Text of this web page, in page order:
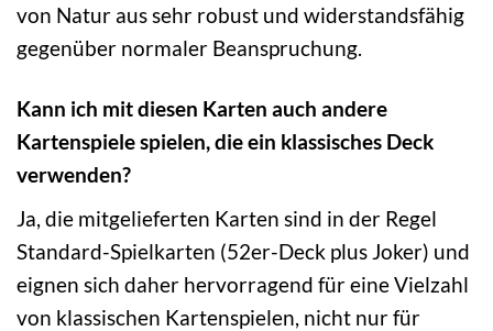
von Natur aus sehr robust und widerstandsfähig
gegenüber normaler Beanspruchung.
Kann ich mit diesen Karten auch andere
Kartenspiele spielen, die ein klassisches Deck
verwenden?
Ja, die mitgelieferten Karten sind in der Regel
Standard-Spielkarten (52er-Deck plus Joker) und
eignen sich daher hervorragend für eine Vielzahl
von klassischen Kartenspielen, nicht nur für